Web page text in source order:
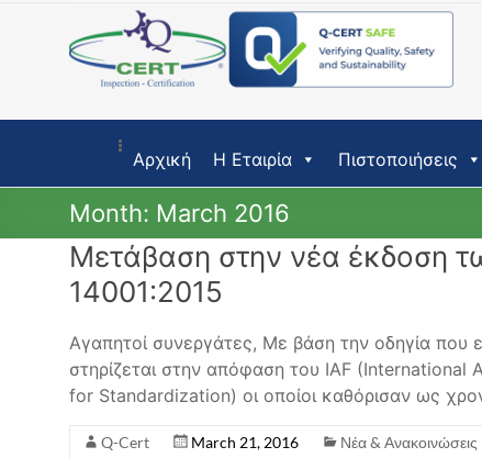
Αρχική Η Εταιρία Πιστοποιήσεις
Month: March 2016
Μετάβαση στην νέα έκδοση
14001:2015
Αγαπητοί συνεργάτες, Με βάση την οδηγία που
στηρίζεται στην απόφαση του IAF
for Standardization) οι οποίοι καθόρισαν ως
Q-Cert March 21, 2016 Νέα & Ανακοινώσεις